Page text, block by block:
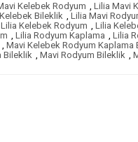
Kelebek Rodyum , Lilia Mavi
Bileklik , Lilia Mavi
Lilia Kelebek Rodyum , Lilia
, Lilia Rodyum Kaplama , Lilia
, Mavi Kelebek Rodyum Kaplama
Bileklik , Mavi Rodyum Bileklik ,